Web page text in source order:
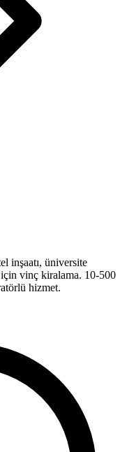
inşaatı, üniversite
için vinç kiralama. 10-500
hizmet.